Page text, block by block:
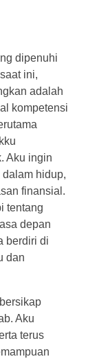
dipenuhi
ini,
adalah
kompetensi
Aku ingin
hidup,
finansial.
tentang
depan
berdiri di
dan
Aku
terus